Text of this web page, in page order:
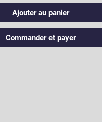
Ajouter au panier
Commander et payer